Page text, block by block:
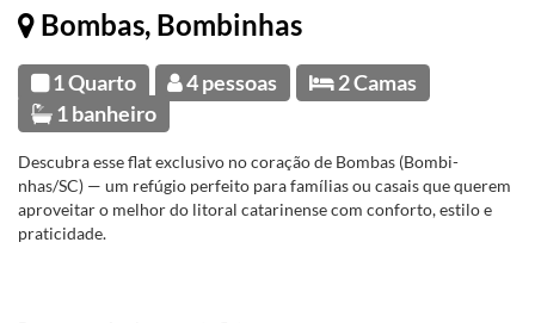
Bombas, Bombinhas
1 Quarto 4 pessoas
2 Camas
1 banheiro
Descubra esse flat exclusivo no coração de Bombas (Bombi­
nhas/SC) — um refúgio perfeito para famílias ou casais que querem
aproveitar o melhor do litoral catarinense com conforto, estilo e
praticidade.